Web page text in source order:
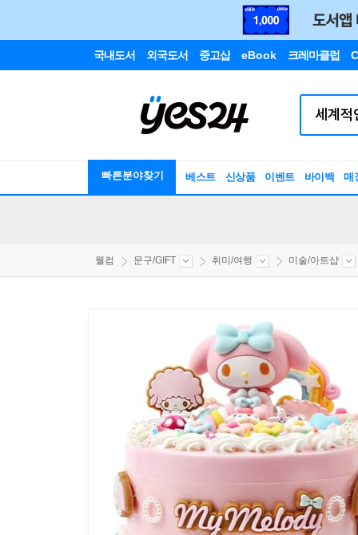
국내도서 외국도서 중고샵 eBook 크레마클럽
빠른분야찾기 베스트 신상품 이벤트 바이백 매
웰컴 문구/GIFT 취미/여행 미술/아트샵